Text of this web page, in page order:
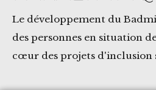
Le développement du
des personnes en situation
cœur des projets d'inclusion